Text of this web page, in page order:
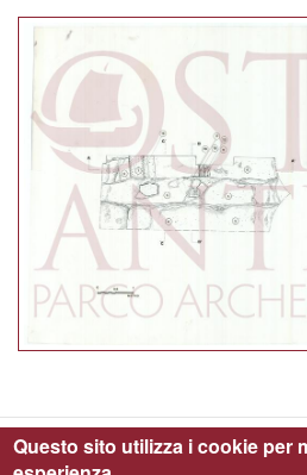
Questo sito utilizza i cookie per